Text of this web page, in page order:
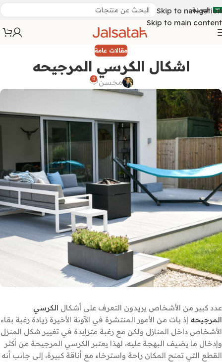
Skip to navigation
Skip to main content
العربية
مقالات عامة
اشكال الكرسي المرجيحه
محسن 0
عدد كبير من الأشخاص يريدون التعرف على أشكال الكرسي
المرجيحه إذ بات من الأمور المنتشرة في الآونة الأخيرة زيادة رغبة بقاء
الأشخاص داخل المنازل ولكن مع رغبة متزايدة في تغيير شكل المنزل
وإدخال ما يضيف البهجة عليه، لهذا يعتبر الكرسي المرجيحة من أكثر
القطع التي تمنح المكان راحة واسترخاء مع أناقة كبيرة، إلى جانب أنه